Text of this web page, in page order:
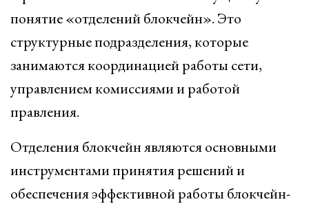
понятие «отделений блокчейн». Это
структурные подразделения, которые
занимаются координацией работы сети,
управлением комиссиями и работой
правления.
Отделения блокчейн являются основными
инструментами принятия решений и
обеспечения эффективной работы блокчейн-